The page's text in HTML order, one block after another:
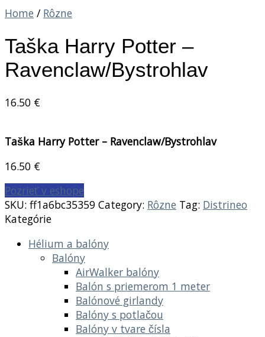
Home / Rôzne
Taška Harry Potter –
Ravenclaw/Bystrohlav
16.50 €
Taška Harry Potter – Ravenclaw/Bystrohlav
16.50 €
Pozrieť v eshope
SKU: ff1a6bc35359 Category: Rôzne Tag: Distrineo
Kategórie
Hélium a balóny
Balóny
AirWalker balóny
Balón s priemerom 1 meter
Balónové girlandy
Balóny s potlačou
Balóny v tvare čísla